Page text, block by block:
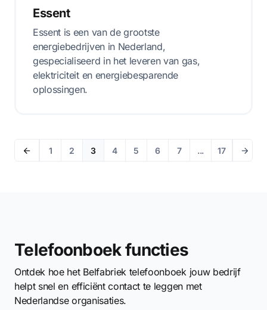
Essent
Essent is een van de grootste
energiebedrijven in Nederland,
gespecialiseerd in het leveren van gas,
elektriciteit en energiebesparende
oplossingen.
1 2 3 4 5 6 7 ... 17
Telefoonboek functies
Ontdek hoe het Belfabriek telefoonboek jouw bedrijf
helpt snel en efficiënt contact te leggen met
Nederlandse organisaties.